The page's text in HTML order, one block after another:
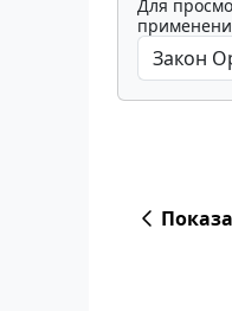
Для